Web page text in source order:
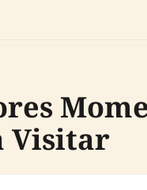
Visitar